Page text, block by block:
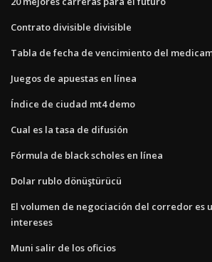
Contrato divisible divisible
Tabla de fecha de vencimiento del
Juegos de apuestas en línea
Índice de ciudad mt4 demo
Cual es la tasa de difusión
Fórmula de black scholes en línea
Dolar rublo dönüştürücü
El volumen de negociación del corredor es
intereses
Muni salir de los oficios